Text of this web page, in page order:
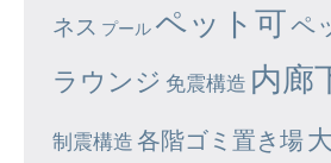
ネス プール ペット可ペ
ラウンジ 免震構造 内廊
制震構造 各階ゴミ置き場